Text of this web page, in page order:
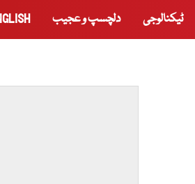
ٹیکنالوجی دلچسپ و عجیب